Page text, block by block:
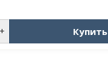
+ Купить